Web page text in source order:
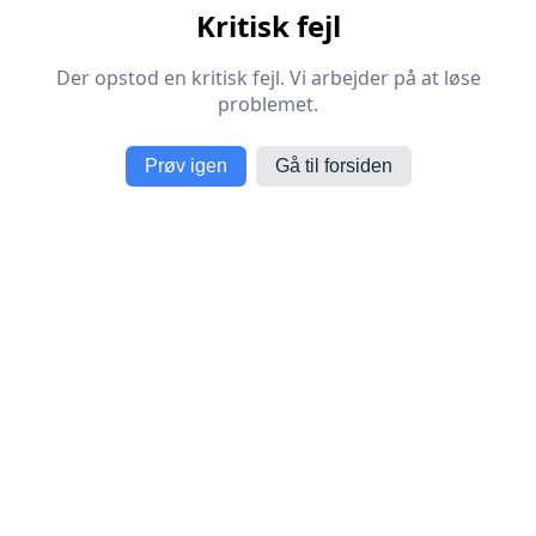
Kritisk fejl
Der opstod en kritisk fejl. Vi arbejder på at løse
problemet.
Prøv igen Gå til forsiden